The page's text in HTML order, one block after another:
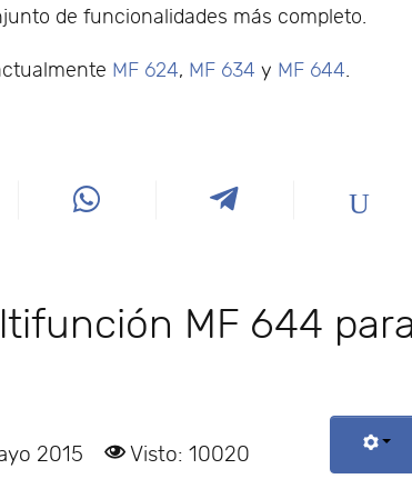
de funcionalidades más completo.
MF 624, MF 634 y MF 644.
MF 644
2015 Visto: 10020